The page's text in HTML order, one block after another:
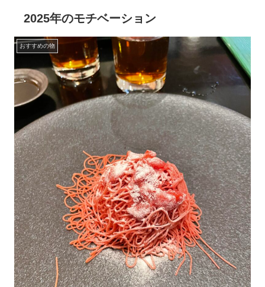
2025年のモチベーション
おすすめの物